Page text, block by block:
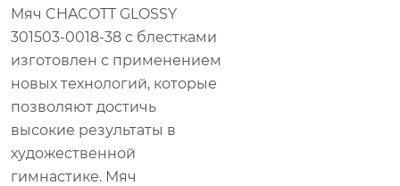
Мяч CHACOTT GLOSSY
301503-0018-38 с блестками
изготовлен с применением
новых технологий, которые
позволяют достичь
высокие результаты в
художественной
гимнастике. Мяч